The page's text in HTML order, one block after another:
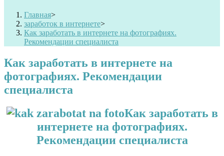
Главная>
заработок в интернете>
Как заработать в интернете на фотографиях.
Рекомендации специалиста
Как заработать в интернете на
фотографиях. Рекомендации
специалиста
Как заработать в
интернете на фотографиях.
Рекомендации специалиста